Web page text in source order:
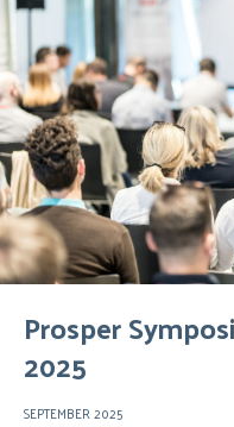
Prosper
2025
SEPTEMBER 2025